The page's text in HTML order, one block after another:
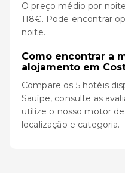
O preço médio por
118€. Pode encontrar
noite.
Como encontrar a
alojamento em
Compare os 5 hotéis
Sauípe, consulte as
utilize o nosso motor
localização e categoria.